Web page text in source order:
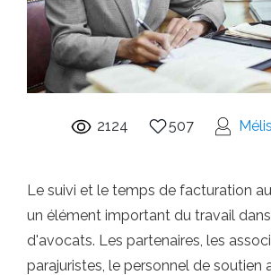
2124 507
Le suivi et le temps de facturation
un élément important du travail
d'avocats. Les partenaires, les
parajuristes, le personnel de soutien